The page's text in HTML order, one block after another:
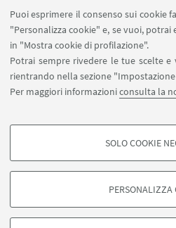
Puoi esprimere il consenso sui cookie
"Personalizza cookie" e, se vuoi, potrai
in "Mostra cookie di profilazione".
Potrai sempre rivedere le tue scelte
rientrando nella sezione
Per maggiori informazioniconsulta la
COOKIE DI PROFILAZIONE -
degli utenti, creare profili in base al loro
di marketing.
SOLO COOKIE
PERSONALIZZA
PEDAGOGIA E DIDATTICA»,
[articolo
Tiziana, Pironi,
Musica ed
cittadinanza nelle esperienze
Agazzi, Giuseppina Pizzigoni,